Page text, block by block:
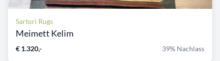
Sartori Rugs
Meimett Kelim
€ 1.320,- 39% Nachlass